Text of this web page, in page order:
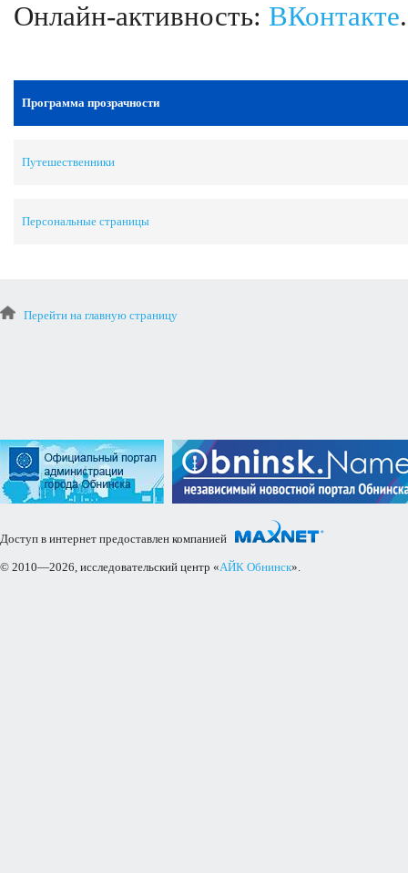
Онлайн-активность: ВКонтакте.
Программа прозрачности
Путешественники
Персональные страницы
Перейти на главную страницу
Доступ в интернет предоставлен компанией
© 2010—2026, исследовательский центр «АЙК Обнинск».